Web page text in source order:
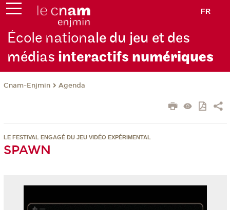
FR
École nationale du jeu et des
médias interactifs numériques
Cnam-Enjmin Agenda
LE FESTIVAL ENGAGÉ DU JEU VIDÉO EXPÉRIMENTAL
SPAWN